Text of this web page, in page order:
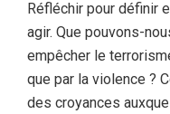
Réfléchir pour définir
agir. Que pouvons-
empêcher le
que par la violence ?
des croyances